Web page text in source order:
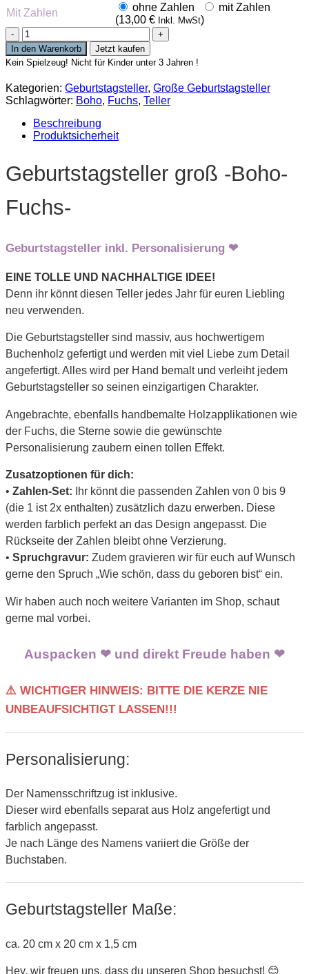
Mit Zahlen
ohne Zahlen
mit Zahlen
(13,00 € Inkl. MwSt)
Personalisierter
Geburtstagsteller
Boho
-
Fuchs
Menge
In den Warenkorb
Jetzt kaufen
Kein Spielzeug! Nicht für Kinder unter 3 Jahren !
Kategorien: Geburtstagsteller, Große Geburtstagsteller
Schlagwörter: Boho, Fuchs, Teller
Beschreibung
Produktsicherheit
Geburtstagsteller groß -Boho-
Fuchs-
Geburtstagsteller inkl. Personalisierung ❤
EINE TOLLE UND NACHHALTIGE IDEE!
Denn ihr könnt diesen Teller jedes Jahr für euren Liebling
neu verwenden.
Die Geburtstagsteller sind massiv, aus hochwertigem
Buchenholz gefertigt und werden mit viel Liebe zum Detail
angefertigt. Alles wird per Hand bemalt und verleiht jedem
Geburtstagsteller so seinen einzigartigen Charakter.
Angebrachte, ebenfalls handbemalte Holzapplikationen wie
der Fuchs, die Sterne sowie die gewünschte
Personalisierung zaubern einen tollen Effekt.
Zusatzoptionen für dich:
• Zahlen-Set: Ihr könnt die passenden Zahlen von 0 bis 9
(die 1 ist 2x enthalten) zusätzlich dazu erwerben. Diese
werden farblich perfekt an das Design angepasst. Die
Rückseite der Zahlen bleibt ohne Verzierung.
• Spruchgravur: Zudem gravieren wir für euch auf Wunsch
gerne den Spruch „Wie schön, dass du geboren bist“ ein.
Wir haben auch noch weitere Varianten im Shop, schaut
gerne mal vorbei.
Auspacken ❤ und direkt Freude haben ❤
⚠️ WICHTIGER HINWEIS: BITTE DIE KERZE NIE
UNBEAUFSICHTIGT LASSEN!!!
Personalisierung:
Der Namensschriftzug ist inklusive.
Dieser wird ebenfalls separat aus Holz angefertigt und
farblich angepasst.
Je nach Länge des Namens variiert die Größe der
Buchstaben.
Geburtstagsteller Maße:
ca. 20 cm x 20 cm x 1,5 cm
Hey, wir freuen uns, dass du unseren Shop besuchst! 😊